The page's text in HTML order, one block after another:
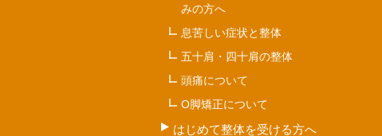
みの方へ
息苦しい症状と整体
五十肩・四十肩の整体
頭痛について
O脚矯正について
はじめて整体を受ける方へ